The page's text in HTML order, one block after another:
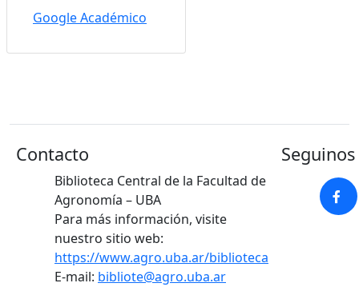
Google Académico
Contacto
Biblioteca Central de la Facultad de
Agronomía – UBA
Para más información, visite
nuestro sitio web:
https://www.agro.uba.ar/biblioteca
E-mail: bibliote@agro.uba.ar